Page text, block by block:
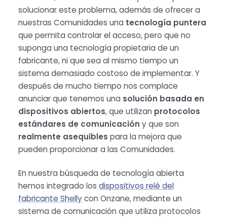
solucionar este problema, además de ofrecer a
nuestras Comunidades una tecnología puntera
que permita controlar el acceso, pero que no
suponga una tecnología propietaria de un
fabricante, ni que sea al mismo tiempo un
sistema demasiado costoso de implementar. Y
después de mucho tiempo nos complace
anunciar que tenemos una solución basada en
dispositivos abiertos, que utilizan protocolos
estándares de comunicación y que son
realmente asequibles para la mejora que
pueden proporcionar a las Comunidades.
En nuestra búsqueda de tecnología abierta
hemos integrado los dispositivos relé del
fabricante Shellycon Onzane, mediante un
sistema de comunicación que utiliza protocolos